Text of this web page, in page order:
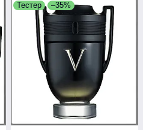
Тестер –35%